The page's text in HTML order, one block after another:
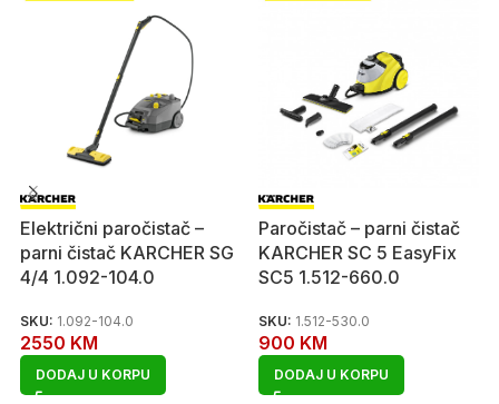
Električni paročistač –
parni čistač KARCHER SG
4/4 1.092-104.0
SKU: 1.092-104.0
2550 KM
DODAJ U KORPU
Paročistač – parni čistač
KARCHER SC 5 EasyFix
SC5 1.512-660.0
SKU: 1.512-530.0
900 KM
DODAJ U KORPU